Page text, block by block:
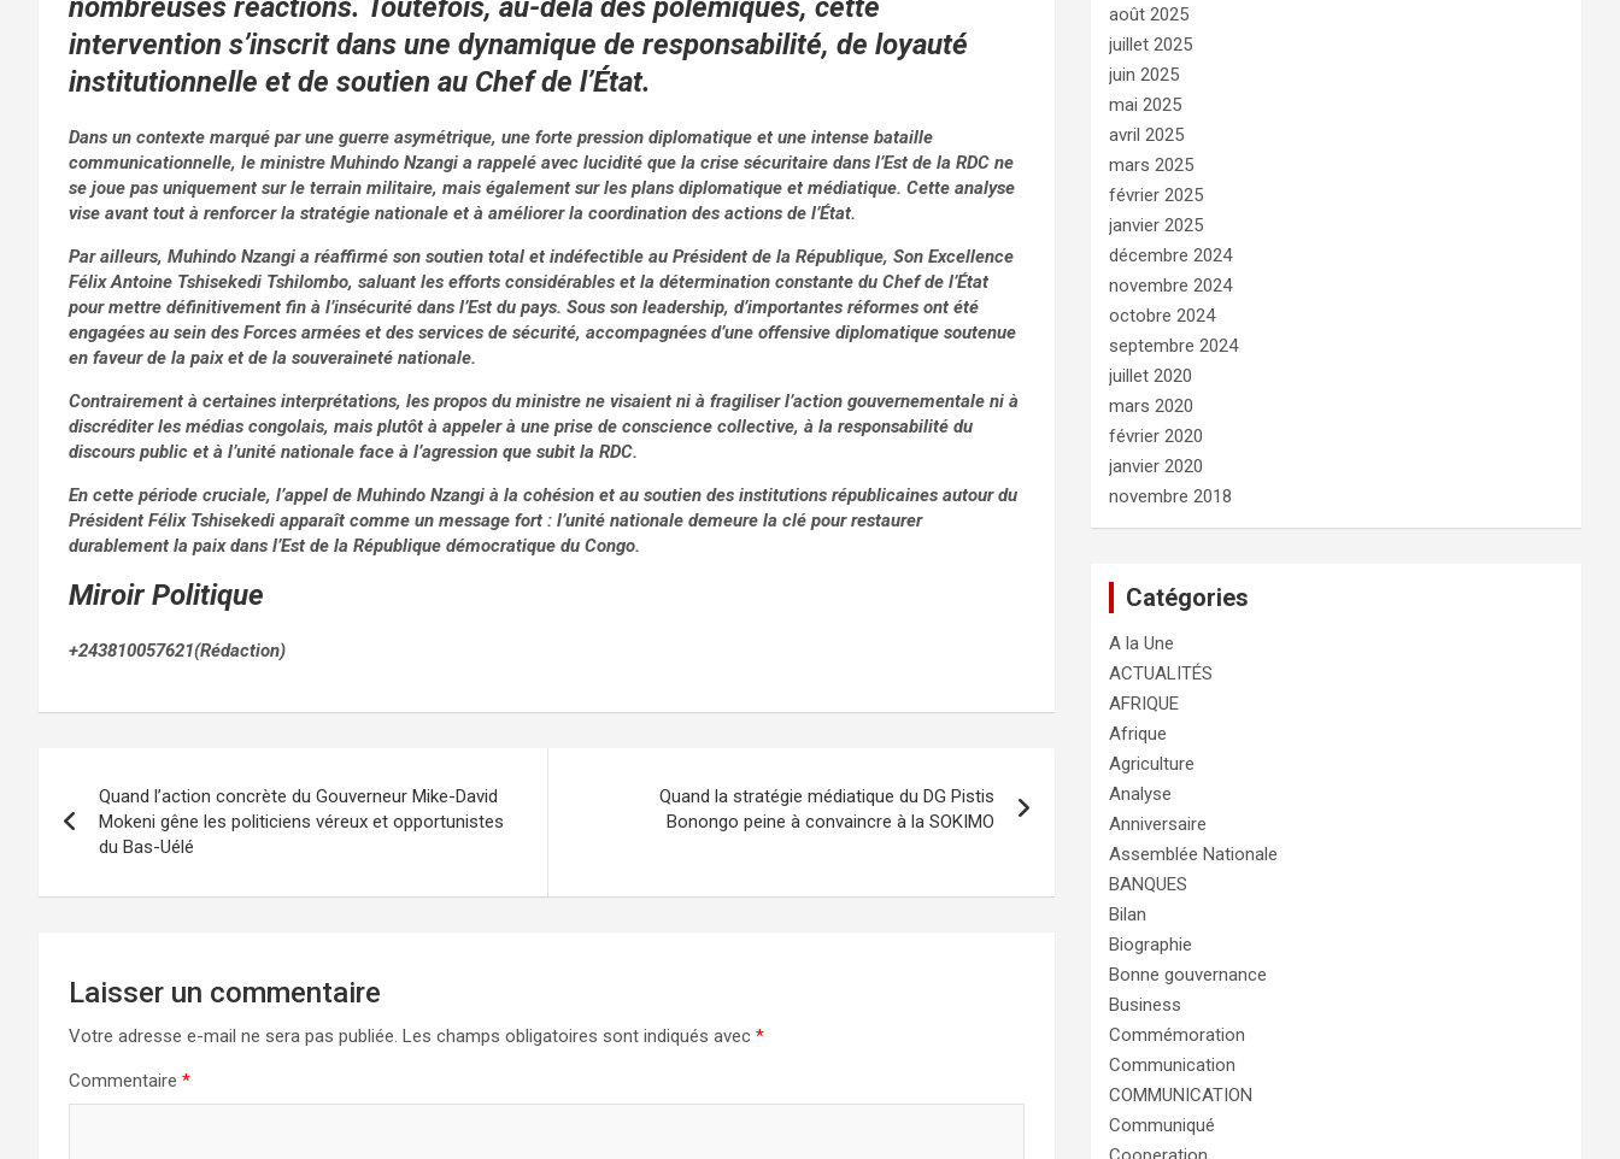
o
k
p
p
nombreuses réactions. Toutefois, au-delà des polémiques, cette
intervention s’inscrit dans une dynamique de responsabilité, de loyauté
institutionnelle et de soutien au Chef de l’État.
Dans un contexte marqué par une guerre asymétrique, une forte pression diplomatique et une intense bataille
communicationnelle, le ministre Muhindo Nzangi a rappelé avec lucidité que la crise sécuritaire dans l’Est de la RDC ne
se joue pas uniquement sur le terrain militaire, mais également sur les plans diplomatique et médiatique. Cette analyse
vise avant tout à renforcer la stratégie nationale et à améliorer la coordination des actions de l’État.
Par ailleurs, Muhindo Nzangi a réaffirmé son soutien total et indéfectible au Président de la République, Son Excellence
Félix Antoine Tshisekedi Tshilombo, saluant les efforts considérables et la détermination constante du Chef de l’État
pour mettre définitivement fin à l’insécurité dans l’Est du pays. Sous son leadership, d’importantes réformes ont été
engagées au sein des Forces armées et des services de sécurité, accompagnées d’une offensive diplomatique soutenue
en faveur de la paix et de la souveraineté nationale.
Contrairement à certaines interprétations, les propos du ministre ne visaient ni à fragiliser l’action gouvernementale ni à
discréditer les médias congolais, mais plutôt à appeler à une prise de conscience collective, à la responsabilité du
discours public et à l’unité nationale face à l’agression que subit la RDC.
En cette période cruciale, l’appel de Muhindo Nzangi à la cohésion et au soutien des institutions républicaines autour du
Président Félix Tshisekedi apparaît comme un message fort : l’unité nationale demeure la clé pour restaurer
durablement la paix dans l’Est de la République démocratique du Congo.
Miroir Politique
+243810057621(Rédaction)
de
Quand l’action concrète du Gouverneur Mike-David
Mokeni gêne les politiciens véreux et opportunistes
du Bas-Uélé
Quand la stratégie médiatique du DG Pistis
Bonongo peine à convaincre à la SOKIMO
Laisser un commentaire
Votre adresse e-mail ne sera pas publiée. Les champs obligatoires sont indiqués avec *
Commentaire *
août 2025
juillet 2025
juin 2025
mai 2025
avril 2025
mars 2025
février 2025
janvier 2025
décembre 2024
novembre 2024
octobre 2024
septembre 2024
juillet 2020
mars 2020
février 2020
janvier 2020
novembre 2018
Catégories
A la Une
ACTUALITÉS
AFRIQUE
Afrique
Agriculture
Analyse
Anniversaire
Assemblée Nationale
BANQUES
Bilan
Biographie
Bonne gouvernance
Business
Commémoration
Communication
COMMUNICATION
Communiqué